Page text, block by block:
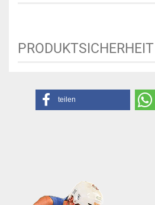
PRODUKTSICHERHEIT
teilen